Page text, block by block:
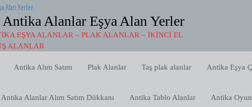
Alanlar Eşya Alan Yerler
EŞYA ALANLAR – PLAK ALANLAR – İKINCI EL
ALANLAR
Antika Alım Satım Plak Alanlar Taş plak alanlar Antika Eşya
Alanlar Alım Satım Dükkanı Antika Tablo Alanlar Antika